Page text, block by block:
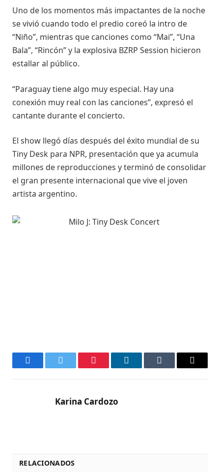
Uno de los momentos más impactantes de la noche
se vivió cuando todo el predio coreó la intro de
“Niño”, mientras que canciones como “Mai”, “Una
Bala”, “Rincón” y la explosiva BZRP Session hicieron
estallar al público.
“Paraguay tiene algo muy especial. Hay una
conexión muy real con las canciones”, expresó el
cantante durante el concierto.
El show llegó días después del éxito mundial de su
Tiny Desk para NPR, presentación que ya acumula
millones de reproducciones y terminó de consolidar
el gran presente internacional que vive el joven
artista argentino.
FacebookTwitter Pinterest LinkedInTumblr Email
Karina Cardozo
RELACIONADOS